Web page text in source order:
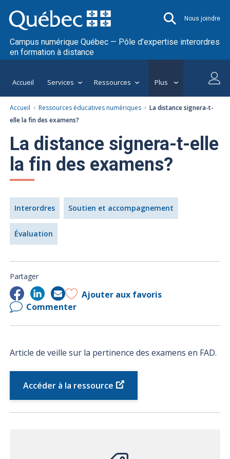
Nous joindre
Campus numérique Québec — Pôle d’expertise interordres
en formation à distance
Accueil Services Ressources Plus
Accueil Ressources éducatives numériques
La distance signera-t-
elle la fin des examens?
La distance signera-t-elle
la fin des examens?
Interordres Soutien et accompagnement
Évaluation
Partager
Ajouter aux favoris
Commenter
Article de veille sur la pertinence des examens en FAD.
Accéder à la ressource